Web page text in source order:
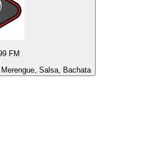
FM
Salsa, Bachata